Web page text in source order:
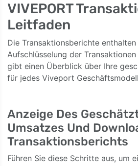
VIVEPORT
Leitfaden
Die Transaktionsberichte
Aufschlüsselung der
gibt einen Überblick über Ihre
für jedes Viveport
Anzeige Des
Umsatzes Und
Transaktionsberichts
Führen Sie diese Schritte aus, um